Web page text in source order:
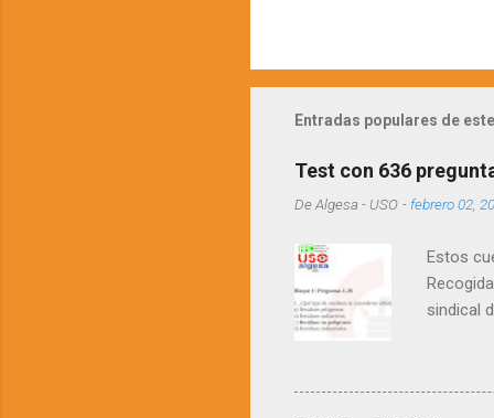
Entradas populares de
Test con 636
DeAlgesa - USO - febrero 02,
Estos
sindical
con el
acceso